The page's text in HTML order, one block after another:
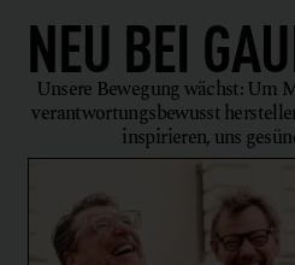
NEU BEI
Unsere Bewegung wächst: Um
verantwortungsbewusst
inspirieren, uns